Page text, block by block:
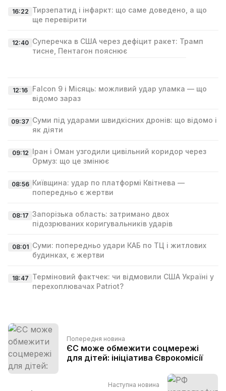
16:22 Тирзепатид і інфаркт: що саме доведено, а що
ще перевірити
12:40 Суперечка в США через дефіцит ракет: Трамп
тисне, Пентагон пояснює
12:16
Falcon 9 і Місяць: можливий удар уламка — що
відомо зараз
09:37 Суми під ударами швидкісних дронів: що відомо і
як діяти
09:12 Іран і Оман узгодили цивільний коридор через
Ормуз: що це змінює
08:56 Київщина: удар по платформі Квітнева —
попередньо є жертви
08:17 Запорізька область: затримано двох
підозрюваних коригувальників ударів
08:01 Суми: попередньо удари КАБ по ТЦ і житлових
будинках, є жертви
18:47 Терміновий фактчек: чи відмовили США Україні у
перехоплювачах Patriot?
Попередня новина
ЄС може обмежити соцмережі
для дітей: ініціатива Єврокомісії
Наступна новина